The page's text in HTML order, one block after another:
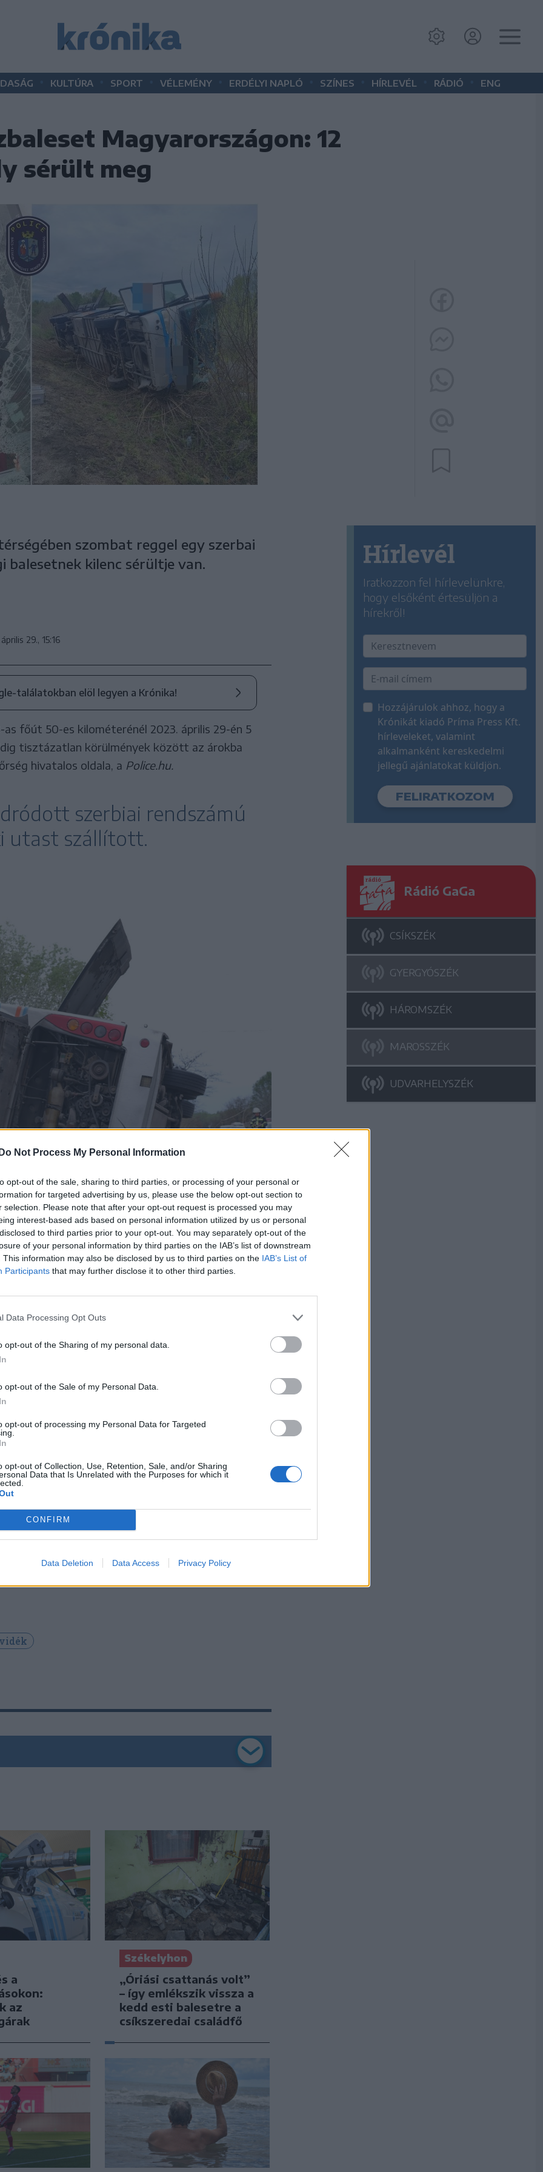
Do Not Process My Personal Information
opt-out of the sale, sharing to third parties, or processing of your personal or
for targeted advertising by us, please use the below opt-out section to
selection. Please note that after your opt-out request is processed you may
interest-based ads based on personal information utilized by us or personal
to third parties prior to your opt-out. You may separately opt-out of the
of your personal information by third parties on the IAB’s list of downstream
This information may also be disclosed by us to third parties on the IAB’s List of
Participants that may further disclose it to other third parties.
Data Processing Opt Outs
opt-out of the Sharing of my personal data.
opt-out of the Sale of my Personal Data.
opt-out of processing my Personal Data for Targeted
opt-out of Collection, Use, Retention, Sale, and/or Sharing
Data that Is Unrelated with the Purposes for which it
CONFIRM
Data Deletion Data Access Privacy Policy
KULTÚRA SPORT VÉLEMÉNY ERDÉLYI NAPLÓ SZÍNES HÍRLEVÉL RÁDIÓ ENG
Magyarországon: 12
sérült meg
szombat reggel egy szerbai
balesetnek kilenc sérültje van.
29., 15:16
találatokban elöl legyen a Krónika!
főút 50-es kilométerénél 2023. április 29-én 5
tisztázatlan körülmények között az árokba
hivatalos oldala, a Police.hu.
szerbiai rendszámú
utast szállított.
tűzoltók a mentési munkálatok során kilenc
Kórházba szállították. Az utasok többségét,
egy környékbeli közösségi házban helyezték el.
szombat reggel Kiskunhalasnál történt a
egy busz az 53-ason főúton – közölte a
szombat délben a police.hu-n. Az
mentés, így ismét teljes szélességében
Hírlevél
Iratkozzon fel hírlevelünkre,
hogy elsőként értesüljön a
hírekről!
Hozzájárulok ahhoz, hogy a
Krónikát kiadó Príma Press Kft.
hírleveleket, valamint
alkalmanként kereskedelmi
jellegű ajánlatokat küldjön.
Rádió GaGa
CSÍKSZÉK
GYERGYÓSZÉK
HÁROMSZÉK
MAROSSZÉK
UDVARHELYSZÉK
a
az
Székelyhon
„Óriási csattanás volt”
– így emlékszik vissza a
kedd esti balesetre a
csíkszeredai családfő